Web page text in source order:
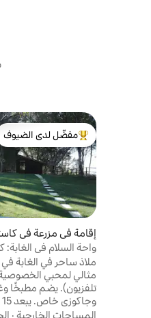
من أبرز البيوت
مفضّل لدى الضيوف
إقامة في مزرعة في
ردوتشي
واحة السلام في
ملاذ ساحر في الغابة
مثالي لمحبي الخصوصية
تلفزيون). يضم مطبخًا
بالقرب من بولغيري. ⚠️
المساحات الخارجية ·